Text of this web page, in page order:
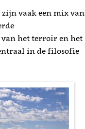
vaak een mix van
het terroir en het
in de filosofie